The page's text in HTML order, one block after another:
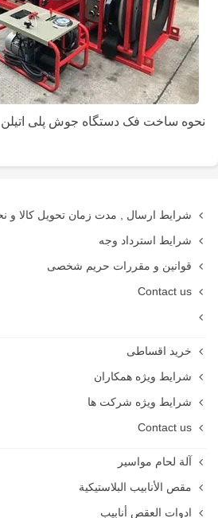
نحوه ساخت فک دستگاه جوش پلی اتیلن
شرایط ارسال , مدت زمان تحویل کالا و
شرایط استرداد وجه
قوانین و مقررات حریم شخصی
Contact us
خرید اقساطی
شرایط ویژه همکاران
شرایط ویژه شرکت ها
Contact us
آلة لحام مواسير
مقص الأنابيب البلاستيكية
ادوات العقص أنابيب